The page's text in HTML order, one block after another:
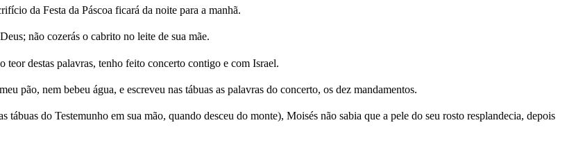
da Festa da Páscoa ficará da noite para a manhã.
não cozerás o cabrito no leite de sua mãe.
teor destas palavras, tenho feito concerto contigo e com Israel.
pão, nem bebeu água, e escreveu nas tábuas as palavras do concerto, os dez mandamentos.
do Testemunho em sua mão, quando desceu do monte), Moisés não sabia que a pele do seu rosto resplandecia, depois